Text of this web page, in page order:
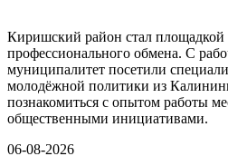
Киришский район стал площадкой
профессионального обмена. С
муниципалитет посетили
молодёжной политики из
познакомиться с опытом работы
общественными инициативами.
06-08-2026